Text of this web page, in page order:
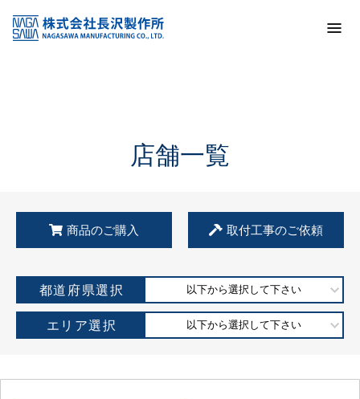
KSS加盟店・取扱店情報
店舗一覧
店舗一覧
商品のご購入 取付工事のご依頼
都道府県選択 以下から選択して下さい
エリア選択 以下から選択して下さい